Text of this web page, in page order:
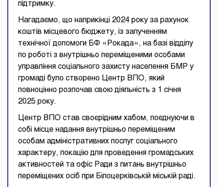
підтримку.
Нагадаємо, що наприкінці 2024 року за рахунок
коштів місцевого бюджету, із залученням
технічної допомоги БФ «Рокада», на базі відділу
по роботі з внутрішньо переміщеними особами
управління соціального захисту населення БМР у
громаді було створено Центр ВПО, який
повноцінно розпочав свою діяльність з 1 січня
2025 року.
Центр ВПО став своєрідним хабом, поєднуючи в
собі місце надання внутрішньо переміщеним
особам адміністративних послуг соціального
характеру, локацію для проведення громадських
активностей та офіс Ради з питань внутрішньо
переміщених осіб при Білоцерківській міській раді.